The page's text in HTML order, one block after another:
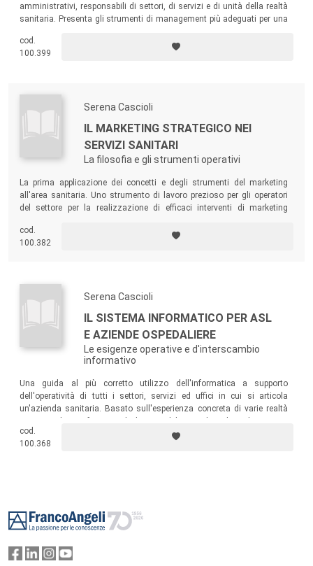
amministrativi, responsabili di settori, di servizi e di unità della realtà
sanitaria. Presenta gli strumenti di management più adeguati per una
cod.
100.399
Serena Cascioli
IL MARKETING STRATEGICO NEI
SERVIZI SANITARI
La filosofia e gli strumenti operativi
La prima applicazione dei concetti e degli strumenti del marketing
all'area sanitaria. Uno strumento di lavoro prezioso per gli operatori
del settore per la realizzazione di efficaci interventi di marketing
cod.
100.382
Serena Cascioli
IL SISTEMA INFORMATICO PER ASL
E AZIENDE OSPEDALIERE
Le esigenze operative e d'interscambio
informativo
Una guida al più corretto utilizzo dell'informatica a supporto
dell'operatività di tutti i settori, servizi ed uffici in cui si articola
un'azienda sanitaria. Basato sull'esperienza concreta di varie realtà
degli interventi di informatizzazione.
cod.
100.368